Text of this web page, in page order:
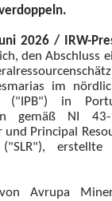
2026 / IRW-
den Abschluss
im
("IPB") in
gemäß NI 43-
Principal
erstellte
Avrupa